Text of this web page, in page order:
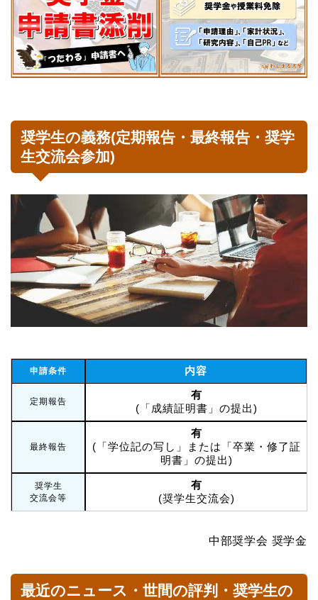
奨学生の義務(定期報告・最終報告・奨学
生交流会参加)
申請条件 内容
定期報告
有
(「成績証明書」の提出)
最終報告
有
(「学位記の写し」または「卒業・修了証
明書」の提出)
奨学生
交流会等
有
(奨学生交流会)
中部奨学会 奨学金
最近のニュース・世間の評判・奨学生の